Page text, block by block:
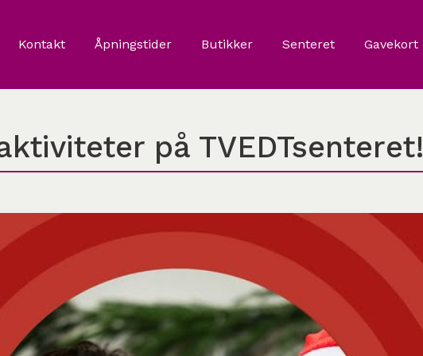
Kontakt Åpningstider Butikker Senteret Gavekort
på TVEDTsenteret!